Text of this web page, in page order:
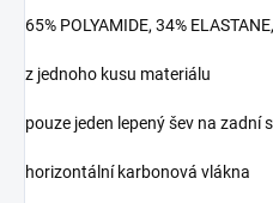
65% POLYAMIDE, 34%
z jednoho kusu materiálu
pouze jeden lepený šev na zadní
horizontální karbonová vlákna